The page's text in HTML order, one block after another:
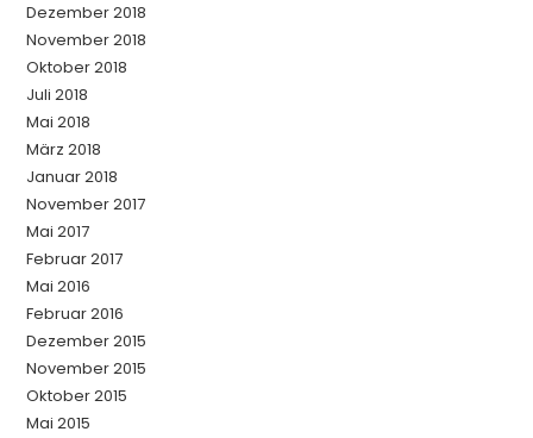
Dezember 2018
November 2018
Oktober 2018
Juli 2018
Mai 2018
März 2018
Januar 2018
November 2017
Mai 2017
Februar 2017
Mai 2016
Februar 2016
Dezember 2015
November 2015
Oktober 2015
Mai 2015